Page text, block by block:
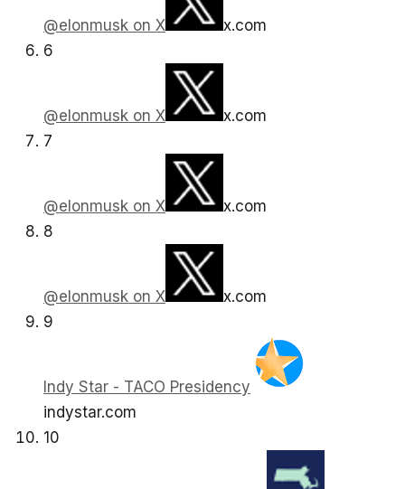
@elonmusk on X
x.com
6
@elonmusk on X
x.com
7
@elonmusk on X
x.com
8
@elonmusk on X
x.com
9
Indy Star - TACO Presidency
indystar.com
10